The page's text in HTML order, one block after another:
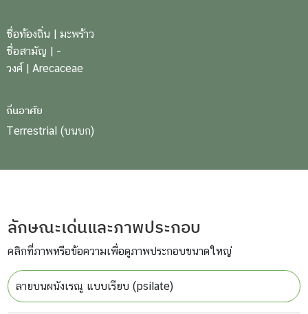
ชื่อท้องถิ่น | มะพร้าว
ชื่อสามัญ | -
วงศ์ | Arecaceae
ถิ่นอาศัย
Terrestrial (บนบก)
ลักษณะเด่นและภาพประกอบ
คลิกที่ภาพหรือข้อความเพื่อดูภาพประกอบขนาดใหญ่
ลายบนผนังเรณู แบบเรียบ (psilate)